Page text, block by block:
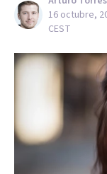
16 octubre,
CEST